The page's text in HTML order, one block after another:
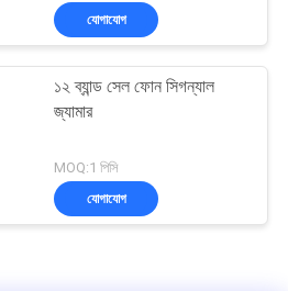
যোগাযোগ
১২ ব্যান্ড সেল ফোন সিগন্যাল
জ্যামার
MOQ:1 পিসি
যোগাযোগ